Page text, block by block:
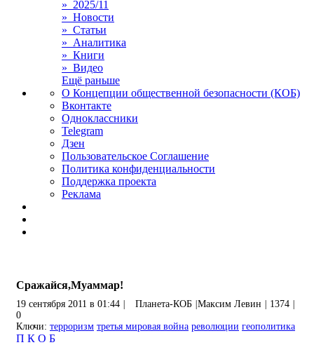
» 2025/11
» Новости
» Статьи
» Аналитика
» Книги
» Видео
Ещё раньше
О Концепции общественной безопасности (КОБ)
Вконтакте
Одноклассники
Telegram
Дзен
Пользовательское Соглашение
Политика конфиденциальности
Поддержка проекта
Реклама
Сражайся,Муаммар!
19 сентября 2011 в 01:44 Планета-КОБ Максим Левин 1374
0
Ключи: терроризм третья мировая война революции геополитика
П К О Б